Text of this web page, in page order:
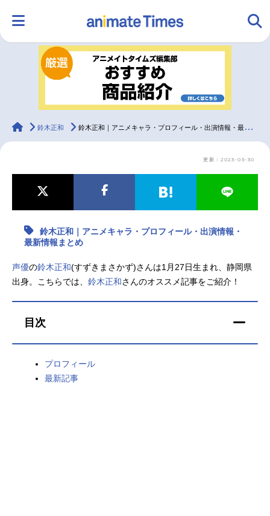
ランキング アニメ
ラジオ グッズ
最新記事一覧
アニメ記事一覧 声優記事一覧
今期アニメ曜日別一覧
春アニメ 夏アニメ
秋アニメ
animateTimes
鈴木正和 鈴木正和｜アニメキャラ・プロフィール・出演情報・最新情報まとめ
更新：2023-03-30
鈴木正和｜アニメキャラ・プロフィール・出演情報・
最新情報まとめ
声優の鈴木正和(すずきまさかず)さんは1月27日生まれ、静岡県
出身。こちらでは、 鈴木正和さんのオススメ記事をご紹介！
目次
プロフィール
最新記事